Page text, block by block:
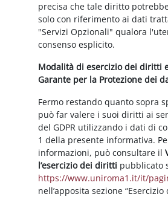
precisa che tale diritto
solo con riferimento ai dati
"Servizi Opzionali" qualora
consenso esplicito.
Modalità di esercizio dei diritti
Garante per la Protezione dei
Fermo restando quanto sopra
può far valere i suoi diritti ai
del GDPR utilizzando i dati di
1 della presente informativa.
informazioni, può consultare il
l’esercizio dei diritti pubblicato
https://www.uniroma1.it/it/
nell’apposita sezione